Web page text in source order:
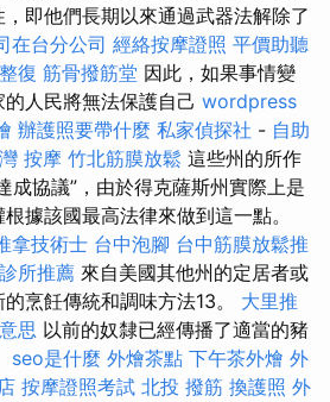
即他們長期以來通過武器法解除了
在台分公司 經絡按摩證照 平價助聽
復 筋骨撥筋堂 因此，如果事情變
人民將無法保護自己 wordpress
辦護照要帶什麼 私家偵探社 - 自助
按摩 竹北筋膜放鬆 這些州的所作
成協議”，由於得克薩斯州實際上是
據該國最高法律來做到這一點。
拿技術士 台中泡腳 台中筋膜放鬆推
所推薦 來自美國其他州的定居者或
烹飪傳統和調味方法13。 大里推
思 以前的奴隸已經傳播了適當的豬
seo是什麼 外燴茶點 下午茶外燴 外
按摩證照考試 北投 撥筋 換護照 外